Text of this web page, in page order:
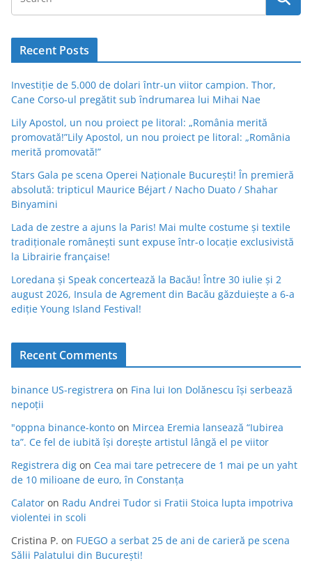
Recent Posts
Investiție de 5.000 de dolari într-un viitor campion. Thor,
Cane Corso-ul pregătit sub îndrumarea lui Mihai Nae
Lily Apostol, un nou proiect pe litoral: „România merită
promovată!”Lily Apostol, un nou proiect pe litoral: „România
merită promovată!”
Stars Gala pe scena Operei Naționale București! În premieră
absolută: tripticul Maurice Béjart / Nacho Duato / Shahar
Binyamini
Lada de zestre a ajuns la Paris! Mai multe costume și textile
tradiționale românești sunt expuse într-o locație exclusivistă
la Librairie française!
Loredana și Speak concertează la Bacău! Între 30 iulie și 2
august 2026, Insula de Agrement din Bacău găzduiește a 6-a
ediție Young Island Festival!
Recent Comments
binance US-registrera on Fina lui Ion Dolănescu își serbează
nepoții
"oppna binance-konto on Mircea Eremia lansează “Iubirea
ta”. Ce fel de iubită își dorește artistul lângă el pe viitor
Registrera dig on Cea mai tare petrecere de 1 mai pe un yaht
de 10 milioane de euro, în Constanța
Calator on Radu Andrei Tudor si Fratii Stoica lupta impotriva
violentei in scoli
Cristina P. on FUEGO a serbat 25 de ani de carieră pe scena
Sălii Palatului din București!